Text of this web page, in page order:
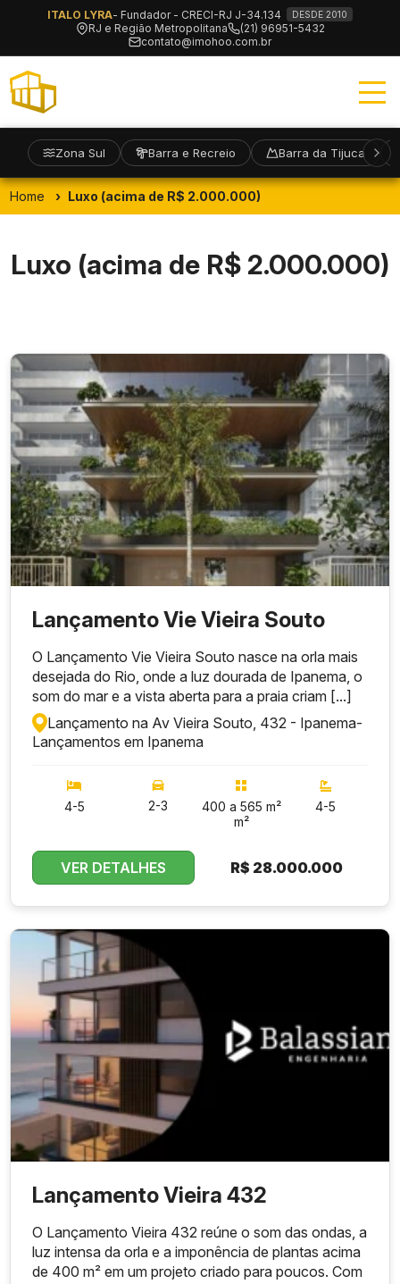
ITALO LYRA- Fundador - CRECI-RJ J-34.134 DESDE 2010
RJ e Região Metropolitana
(21) 96951-5432
contato@imohoo.com.br
Zona Sul Barra e Recreio Barra da Tijuca
Home Luxo (acima de R$ 2.000.000)
Luxo (acima de R$ 2.000.000)
Lançamento Vie Vieira Souto
O Lançamento Vie Vieira Souto nasce na orla mais
desejada do Rio, onde a luz dourada de Ipanema, o
som do mar e a vista aberta para a praia criam [...]
Lançamento na Av Vieira Souto, 432 - Ipanema-
Lançamentos em Ipanema
4-5 2-3
400 a 565 m²
m²
4-5
VER DETALHES R$ 28.000.000
Lançamento Vieira 432
O Lançamento Vieira 432 reúne o som das ondas, a
luz intensa da orla e a imponência de plantas acima
de 400 m² em um projeto criado para poucos. Com